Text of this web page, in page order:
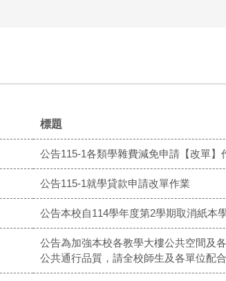
標題
公告115-1各類學雜費減免申請【改單】
公告115-1就學貸款申請改單作業
公告本校自114學年度第2學期取消紙本
公告為加強本校各教學大樓公共空間及
公共通行品質，請全校師生及各單位配